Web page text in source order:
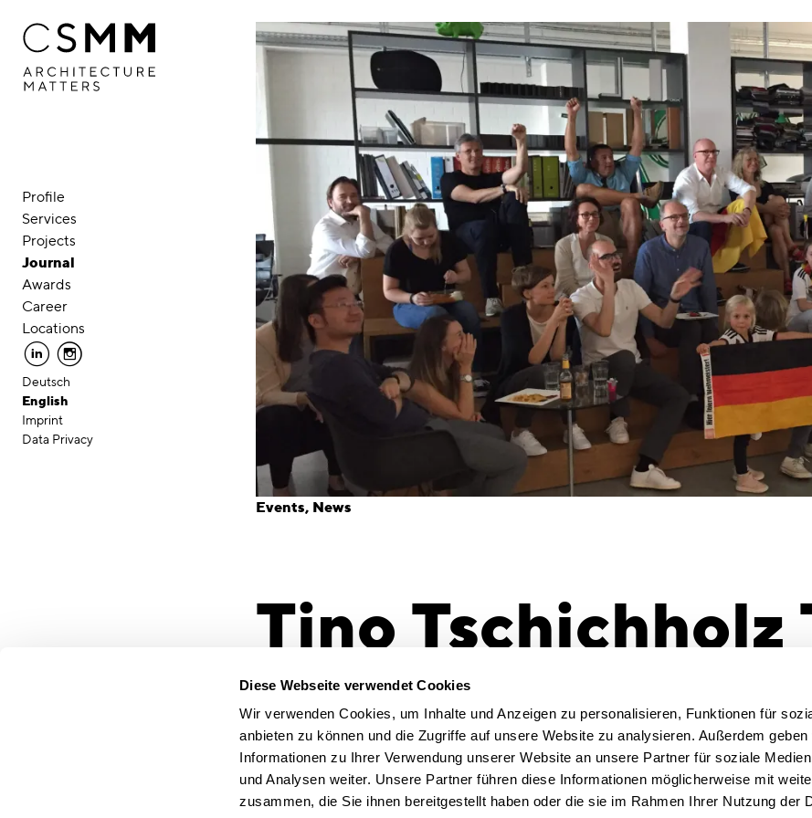
Diese Webseite verwendet Cookies
Wir verwenden Cookies, um Inhalte und Anzeigen zu personalisieren, Funktionen für
anbieten zu können und die Zugriffe auf unsere Website zu analysieren. Außerdem geben
Informationen zu Ihrer Verwendung unserer Website an unsere Partner für soziale
und Analysen weiter. Unsere Partner führen diese Informationen möglicherweise mit
zusammen, die Sie ihnen bereitgestellt haben oder die sie im Rahmen Ihrer Nutzung der
Profile
Services
Projects
Journal
Awards
Career
Locations
linkedin instagram
Deutsch
English
Imprint
Data Privacy
Events News
Tino Tschichholz
König der WM
Architekt Tino Tschichholz bewies die beste Einsicht in die
internationalen Fußballverhältnisse und gewann das CSMM-Tippspiel
knapp vor Firmengründer Timo Brehme.